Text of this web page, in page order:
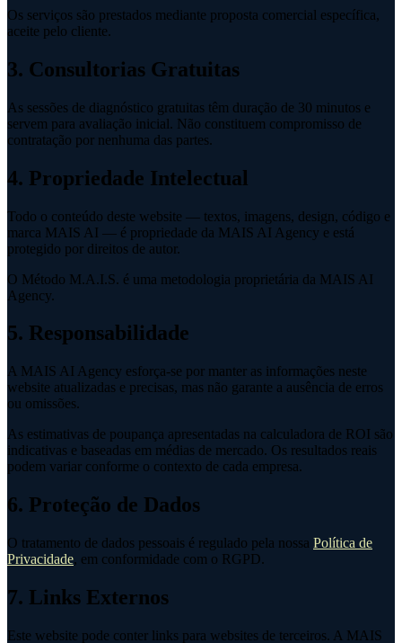
Os serviços são prestados mediante proposta comercial específica,
aceite pelo cliente.
3. Consultorias Gratuitas
As sessões de diagnóstico gratuitas têm duração de 30 minutos e
servem para avaliação inicial. Não constituem compromisso de
contratação por nenhuma das partes.
4. Propriedade Intelectual
Todo o conteúdo deste website — textos, imagens, design, código e
marca MAIS AI — é propriedade da MAIS AI Agency e está
protegido por direitos de autor.
O Método M.A.I.S. é uma metodologia proprietária da MAIS AI
Agency.
5. Responsabilidade
A MAIS AI Agency esforça-se por manter as informações neste
website atualizadas e precisas, mas não garante a ausência de erros
ou omissões.
As estimativas de poupança apresentadas na calculadora de ROI são
indicativas e baseadas em médias de mercado. Os resultados reais
podem variar conforme o contexto de cada empresa.
6. Proteção de Dados
O tratamento de dados pessoais é regulado pela nossa Política de
Privacidade, em conformidade com o RGPD.
7. Links Externos
Este website pode conter links para websites de terceiros. A MAIS